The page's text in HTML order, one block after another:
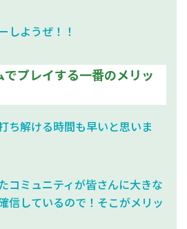
しようぜ！！
でプレイする一番のメリッ
ち解ける時間も早いと思いま
コミュニティが皆さんに大きな
信しているので！そこがメリッ